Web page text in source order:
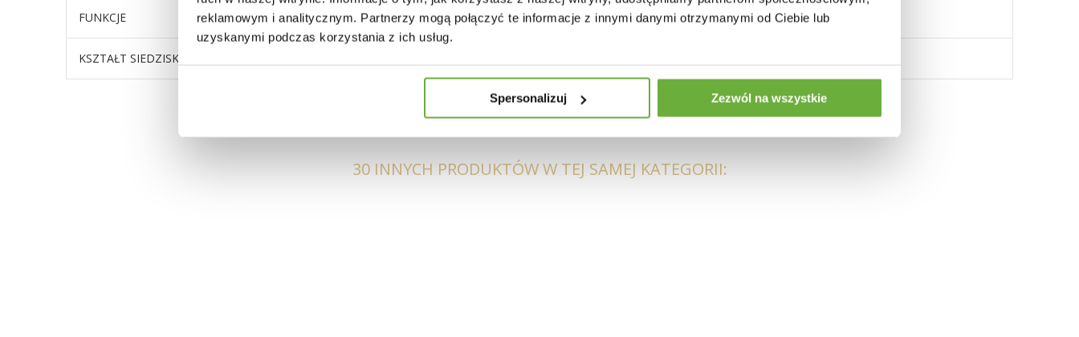
reklamowym i analitycznym. Partnerzy mogą połączyć te informacje z innymi danymi otrzymanymi od Ciebie lub
uzyskanymi podczas korzystania z ich usług.
Spersonalizuj Zezwól na wszystkie
FUNKCJE Obrotowa
KSZTAŁT SIEDZISKA
30 INNYCH PRODUKTÓW W TEJ SAMEJ KATEGORII: